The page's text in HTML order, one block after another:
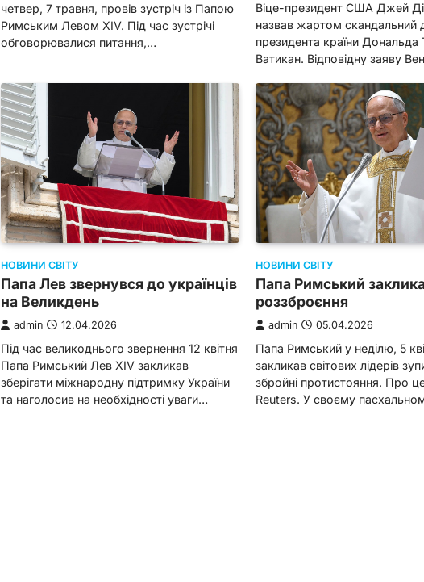
четвер, 7 травня, провів зустріч із Папою
Римським Левом XIV. Під час зустрічі
обговорювалися питання,…
Віце-президент США Джей
назвав жартом скандальний
президента країни
Ватикан. Відповідну заяву
НОВИНИ СВІТУ
Папа Лев звернувся до українців
на Великдень
admin 12.04.2026
Під час великоднього звернення 12 квітня
Папа Римський Лев XIV закликав
зберігати міжнародну підтримку України
та наголосив на необхідності уваги…
НОВИНИ СВІТУ
Папа Римський
роззброєння
admin 05.04.2026
Папа Римський у неділю, 5
закликав світових лідерів
збройні протистояння. Про
Reuters. У своєму